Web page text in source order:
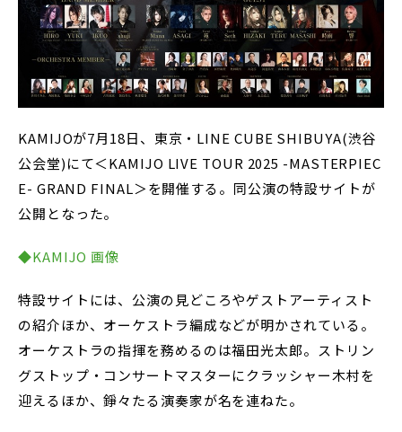
KAMIJOが7月18日、東京・LINE CUBE SHIBUYA(渋谷
公会堂)にて＜KAMIJO LIVE TOUR 2025 -MASTERPIEC
E- GRAND FINAL＞を開催する。同公演の特設サイトが
公開となった。
◆KAMIJO 画像
特設サイトには、公演の見どころやゲストアーティスト
の紹介ほか、オーケストラ編成などが明かされている。
オーケストラの指揮を務めるのは福田光太郎。ストリン
グストップ・コンサートマスターにクラッシャー木村を
迎えるほか、錚々たる演奏家が名を連ねた。